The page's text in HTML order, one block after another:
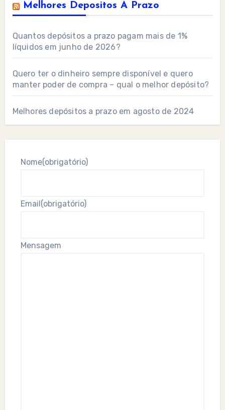
Melhores Depositos A Prazo
Quantos depósitos a prazo pagam mais de 1%
líquidos em junho de 2026?
Quero ter o dinheiro sempre disponível e quero
manter poder de compra – qual o melhor depósito?
Melhores depósitos a prazo em agosto de 2024
Nome(obrigatório)
Email (obrigatório)
Mensagem